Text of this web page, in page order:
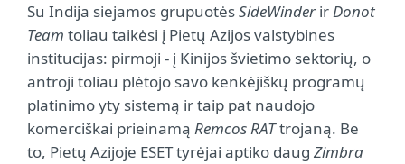
Su Indija siejamos grupuotėsSideWinderirDonot
Team toliau taikėsi į Pietų Azijos valstybines
institucijas: pirmoji - į Kinijos švietimo sektorių, o
antroji toliau plėtojo savo kenkėjiškų programų
platinimo yty sistemą ir taip pat naudojo
komerciškai prieinamą Remcos RATtrojaną. Be
to, Pietų Azijoje ESET tyrėjai aptiko daug Zimbra